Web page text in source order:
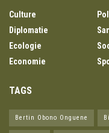
Culture
Diplomatie
Ecologie
Economie
TAGS
Bertin Obono Onguene